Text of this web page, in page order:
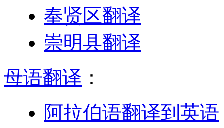
奉贤区翻译
崇明县翻译
母语翻译 ：
阿拉伯语翻译到英语